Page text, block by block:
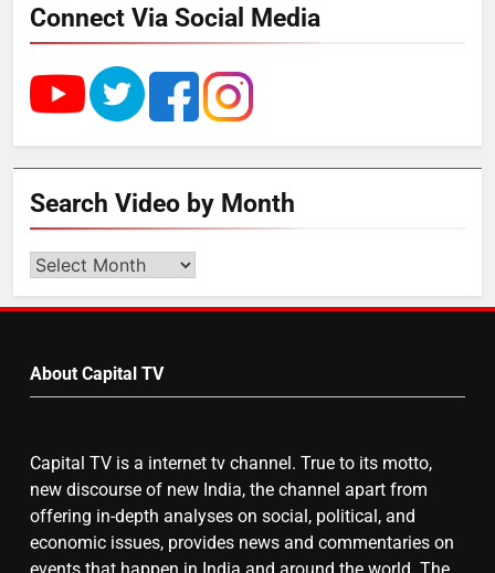
राम की नगरी अयोध्या में आने वाले भक्तों
का स्वागत करेगा लक्ष्मण द्वार
उत्तर प्रदेश में गांवों में बढ़ेंगी सुविधाएं: 67%
बढ़ा पंचायतों का बजट
8
चुनाव से पहले लालू परिवार पर बड़ा झटका,
दिल्ली कोर्ट ने IRCTC घोटाले में आरोप
तय किए
Connect Via Social Media
Search Video by Month
Search
by
About Capital TV
Capital TV is a internet tv channel. True to its motto,
new discourse of new India, the channel apart from
offering in-depth analyses on social, political, and
economic issues, provides news and commentaries on
events that happen in India and around the world. The